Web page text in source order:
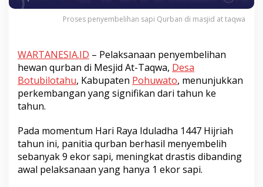
Proses penyembelihan sapi Qurban di masjid at taqwa
WARTANESIA.ID – Pelaksanaan penyembelihan
hewan qurban di Mesjid At-Taqwa, Desa
Botubilotahu, Kabupaten Pohuwato, menunjukkan
perkembangan yang signifikan dari tahun ke
tahun.
Pada momentum Hari Raya Iduladha 1447 Hijriah
tahun ini, panitia qurban berhasil menyembelih
sebanyak 9 ekor sapi, meningkat drastis dibanding
awal pelaksanaan yang hanya 1 ekor sapi.